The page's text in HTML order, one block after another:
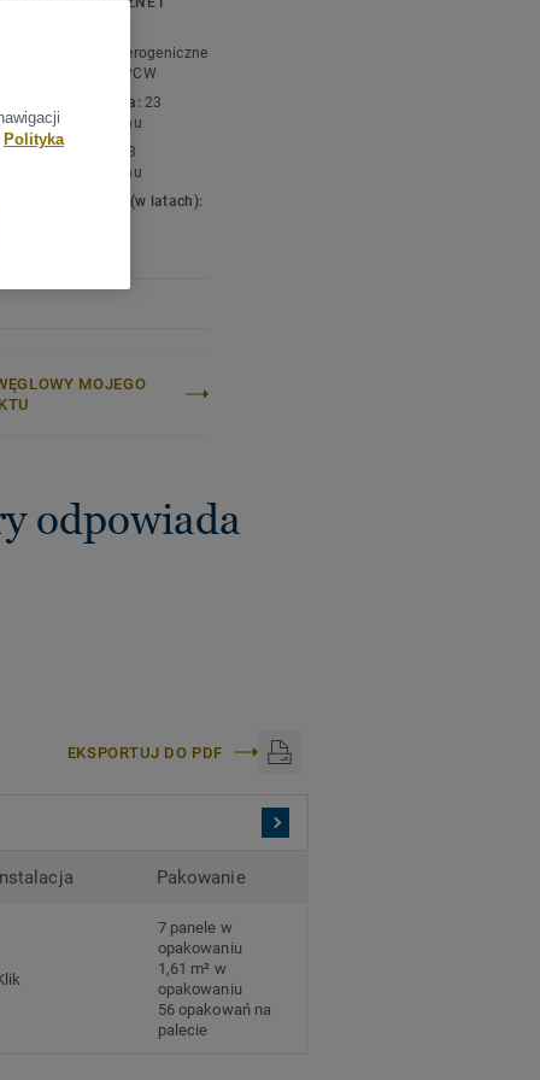
Heterogeniczne
podłogowe z PCW
mieszkaniowa:23
natężenie ruchu
obiektowa:
33
natężenie ruchu
mieszkaniowa (w latach):
całkowita:
MOJEGO
odpowiada
EKSPORTUJ DO PDF
Pakowanie
7 panele w
opakowaniu
1,61 m² w
opakowaniu
56 opakowań na
palecie
Polityka